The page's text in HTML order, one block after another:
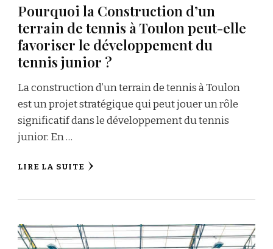
Pourquoi la Construction d’un
terrain de tennis à Toulon peut-elle
favoriser le développement du
tennis junior ?
La construction d’un terrain de tennis à Toulon
est un projet stratégique qui peut jouer un rôle
significatif dans le développement du tennis
junior. En …
LIRE LA SUITE